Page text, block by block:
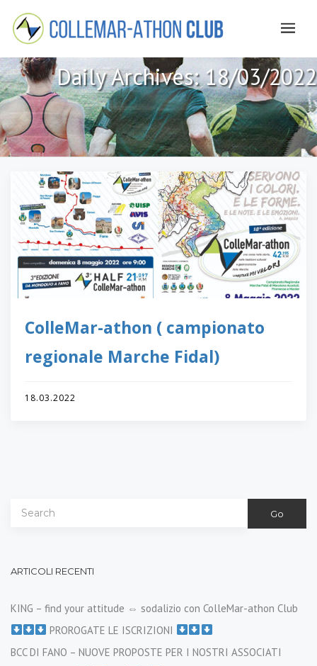
Daily Archives:18/03/2022
ColleMar-athon ( campionato
regionale Marche Fidal)
18.03.2022
Go
ARTICOLI RECENTI
KING – find your attitude ⇔ sodalizio con ColleMar-athon Club
PROROGATE LE ISCRIZIONI
BCC DI FANO – NUOVE PROPOSTE PER I NOSTRI ASSOCIATI